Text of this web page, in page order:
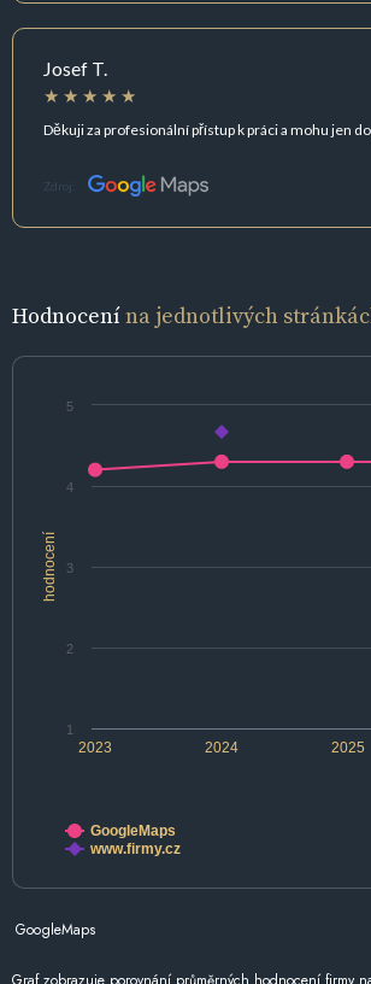
Josef T.
Děkuji za profesionální přístup k práci a mohu jen
Zdroj:
Hodnocenína jednotlivých
hodnocení
2024
2023 2025
1
2
3
4
5
GoogleMaps
www.firmy.cz
GoogleMaps